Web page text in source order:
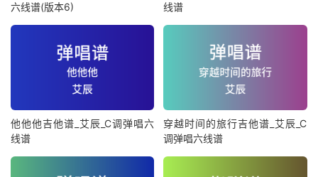
六线谱(版本6)
线谱
他他他吉他谱_艾辰_C调弹唱六
线谱
穿越时间的旅行吉他谱_艾辰_C
调弹唱六线谱